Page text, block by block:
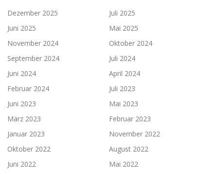
Dezember 2025
Juli 2025
Juni 2025
Mai 2025
November 2024
Oktober 2024
September 2024
Juli 2024
Juni 2024
April 2024
Februar 2024
Juli 2023
Juni 2023
Mai 2023
März 2023
Februar 2023
Januar 2023
November 2022
Oktober 2022
August 2022
Juni 2022
Mai 2022